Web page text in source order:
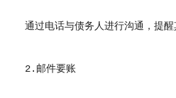
通过电话与债务人进行沟通，提醒
2.邮件要账